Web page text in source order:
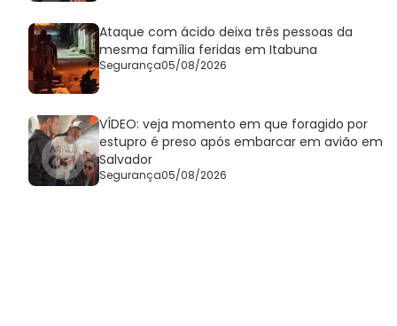
Ataque com ácido deixa três pessoas da
mesma família feridas em Itabuna
Segurança05/08/2026
VÍDEO: veja momento em que foragido por
estupro é preso após embarcar em avião em
Salvador
Segurança05/08/2026